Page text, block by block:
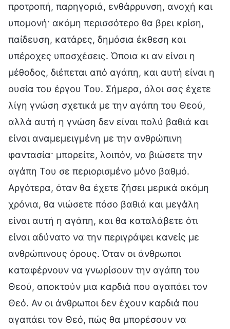
προτροπή, παρηγοριά, ενθάρρυνση, ανοχή και
υπομονή· ακόμη περισσότερο θα βρει κρίση,
παίδευση, κατάρες, δημόσια έκθεση και
υπέροχες υποσχέσεις. Όποια κι αν είναι η
μέθοδος, διέπεται από αγάπη, και αυτή είναι η
ουσία του έργου Του. Σήμερα, όλοι σας έχετε
λίγη γνώση σχετικά με την αγάπη του Θεού,
αλλά αυτή η γνώση δεν είναι πολύ βαθιά και
είναι αναμεμειγμένη με την ανθρώπινη
φαντασία· μπορείτε, λοιπόν, να βιώσετε την
αγάπη Του σε περιορισμένο μόνο βαθμό.
Αργότερα, όταν θα έχετε ζήσει μερικά ακόμη
χρόνια, θα νιώσετε πόσο βαθιά και μεγάλη
είναι αυτή η αγάπη, και θα καταλάβετε ότι
είναι αδύνατο να την περιγράψει κανείς με
ανθρώπινους όρους. Όταν οι άνθρωποι
καταφέρνουν να γνωρίσουν την αγάπη του
Θεού, αποκτούν μια καρδιά που αγαπάει τον
Θεό. Αν οι άνθρωποι δεν έχουν καρδιά που
αγαπάει τον Θεό, πώς θα μπορέσουν να